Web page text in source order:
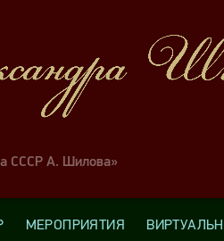
СССР А. Шилова»
МЕРОПРИЯТИЯ